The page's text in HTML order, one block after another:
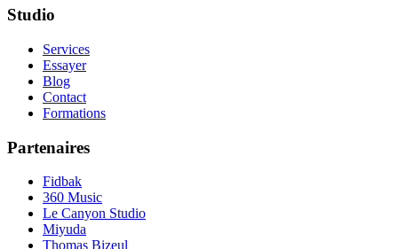
Studio
Services
Essayer
Blog
Contact
Formations
Partenaires
Fidbak
360 Music
Le Canyon Studio
Miyuda
Thomas Bizeul